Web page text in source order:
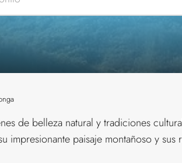
de belleza natural y tradiciones
paisaje montañoso y sus